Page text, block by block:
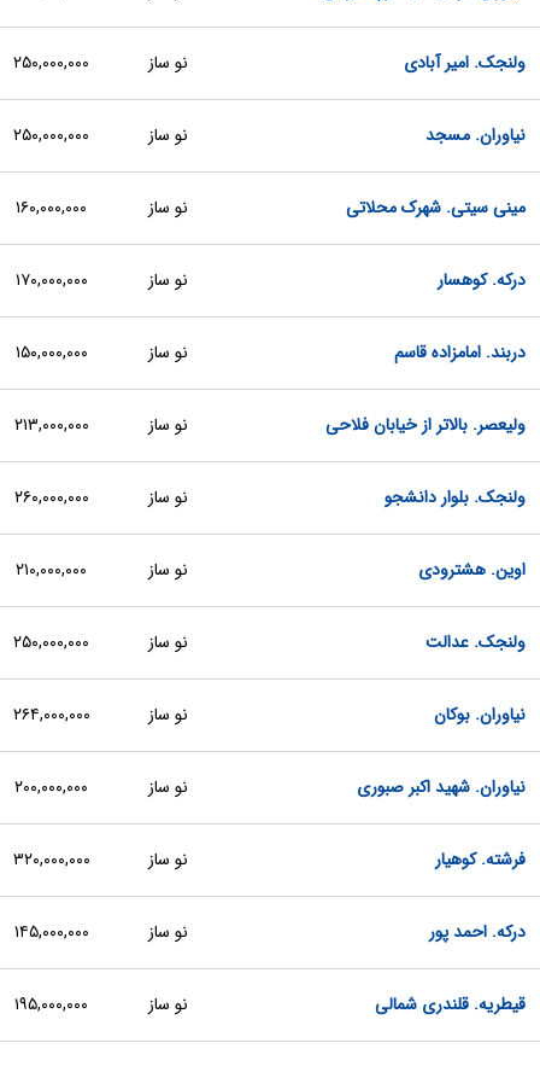
ولنجک. امیر آبادی نو ساز ۲۵۰,۰۰۰,۰۰۰
نیاوران. مسجد نو ساز ۲۵۰,۰۰۰,۰۰۰
مینی سیتی. شهرک محلاتی نو ساز ۱۶۰,۰۰۰,۰۰۰
درکه. کوهسار نو ساز ۱۷۰,۰۰۰,۰۰۰
دربند. امامزاده قاسم نو ساز ۱۵۰,۰۰۰,۰۰۰
ولیعصر. بالاتر از خیابان فلاحی نو ساز ۲۱۳,۰۰۰,۰۰۰
ولنجک. بلوار دانشجو نو ساز ۲۶۰,۰۰۰,۰۰۰
اوین. هشترودی نو ساز ۲۱۰,۰۰۰,۰۰۰
ولنجک. عدالت نو ساز ۲۵۰,۰۰۰,۰۰۰
نیاوران. بوکان نو ساز ۲۶۴,۰۰۰,۰۰۰
نیاوران. شهید اکبر صبوری نو ساز ۲۰۰,۰۰۰,۰۰۰
فرشته. کوهیار نو ساز ۳۲۰,۰۰۰,۰۰۰
درکه. احمد پور نو ساز ۱۴۵,۰۰۰,۰۰۰
قیطریه. قلندری شمالی نو ساز ۱۹۵,۰۰۰,۰۰۰